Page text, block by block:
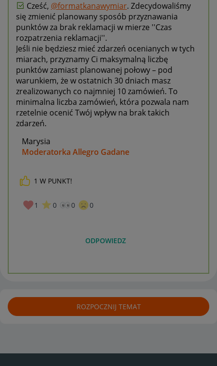
Cześć, @formatkanawymiar. Zdecydowaliśmy
się zmienić planowany sposób przyznawania
punktów za brak reklamacji w mierze ''Czas
rozpatrzenia reklamacji''.
Jeśli nie będziesz mieć zdarzeń ocenianych w tych
miarach, przyznamy Ci maksymalną liczbę
punktów zamiast planowanej połowy – pod
warunkiem, że w ostatnich 30 dniach masz
zrealizowanych co najmniej 10 zamówień. To
minimalna liczba zamówień, która pozwala nam
rzetelnie ocenić Twój wpływ na brak takich
zdarzeń.
Marysia
Moderatorka Allegro Gadane
1 W PUNKT!
1 0 0 0
ODPOWIEDZ
ROZPOCZNIJ TEMAT